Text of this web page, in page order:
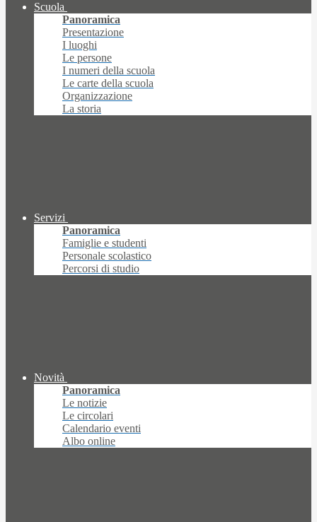
Scuola
Panoramica
Presentazione
I luoghi
Le persone
I numeri della scuola
Le carte della scuola
Organizzazione
La storia
Servizi
Panoramica
Famiglie e studenti
Personale scolastico
Percorsi di studio
Novità
Panoramica
Le notizie
Le circolari
Calendario eventi
Albo online